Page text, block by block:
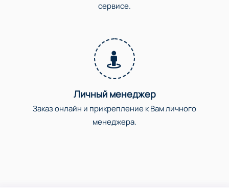
сервисе.
Личный менеджер
Заказ онлайн и прикрепление к Вам личного
менеджера.